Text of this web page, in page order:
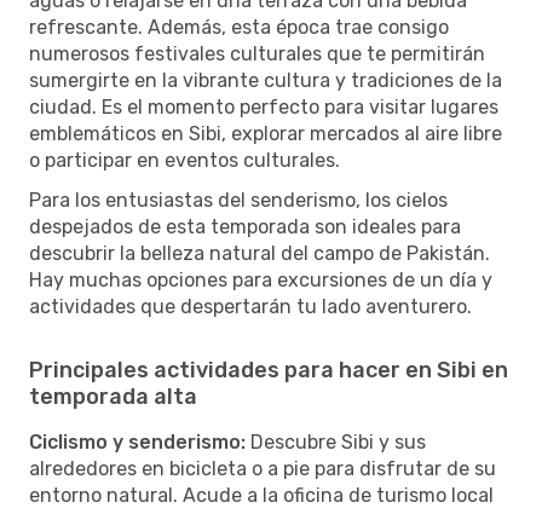
refrescante. Además, esta época trae consigo
numerosos festivales culturales que te permitirán
sumergirte en la vibrante cultura y tradiciones de la
ciudad. Es el momento perfecto para visitar lugares
emblemáticos en Sibi, explorar mercados al aire libre
o participar en eventos culturales.
Para los entusiastas del senderismo, los cielos
despejados de esta temporada son ideales para
descubrir la belleza natural del campo de Pakistán.
Hay muchas opciones para excursiones de un día y
actividades que despertarán tu lado aventurero.
Principales actividades para hacer en Sibi en
temporada alta
Ciclismo y senderismo: Descubre Sibi y sus
alrededores en bicicleta o a pie para disfrutar de su
entorno natural. Acude a la oficina de turismo local